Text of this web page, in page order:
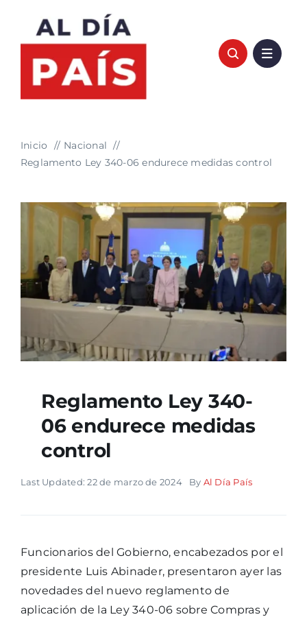
contenido
Inicio
Nacional
Reglamento Ley 340-06 endurece medidas control
Reglamento Ley 340-
06 endurece medidas
control
Last Updated: 22 de marzo de 2024 By Al Día País
Funcionarios del Gobierno, encabezados por el
presidente Luis Abinader, presentaron ayer las
novedades del nuevo reglamento de
aplicación de la Ley 340-06 sobre Compras y